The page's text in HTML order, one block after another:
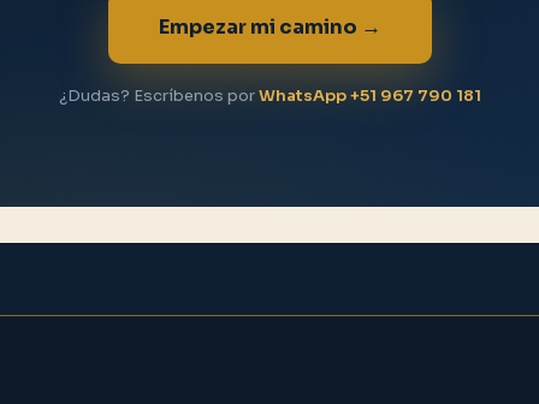
Empezar mi camino →
¿Dudas? Escríbenos porWhatsApp +51 967 790 181